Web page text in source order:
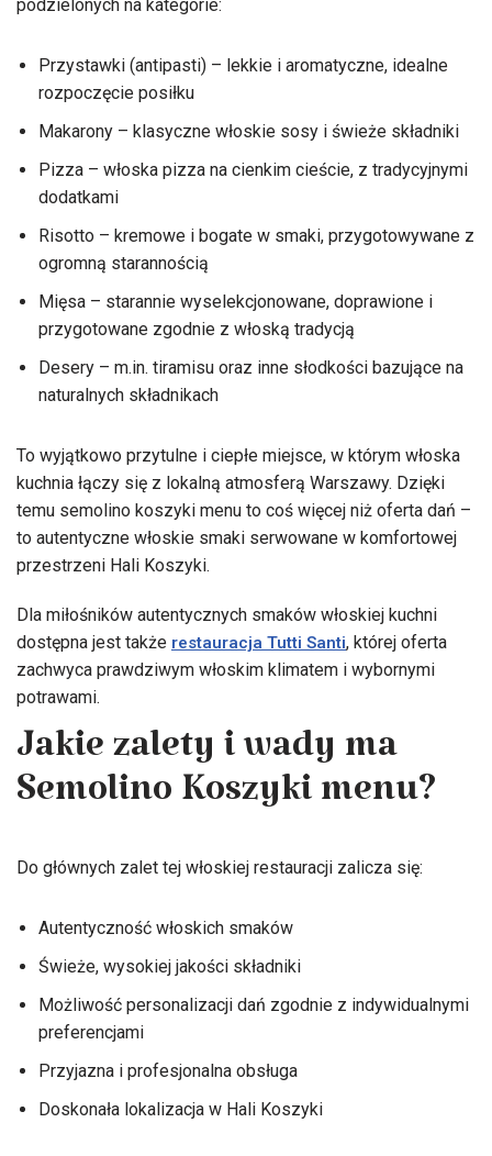
podzielonych na kategorie:
Przystawki (antipasti) – lekkie i aromatyczne, idealne
rozpoczęcie posiłku
Makarony – klasyczne włoskie sosy i świeże składniki
Pizza – włoska pizza na cienkim cieście, z tradycyjnymi
dodatkami
Risotto – kremowe i bogate w smaki, przygotowywane z
ogromną starannością
Mięsa – starannie wyselekcjonowane, doprawione i
przygotowane zgodnie z włoską tradycją
Desery – m.in. tiramisu oraz inne słodkości bazujące na
naturalnych składnikach
To wyjątkowo przytulne i ciepłe miejsce, w którym włoska
kuchnia łączy się z lokalną atmosferą Warszawy. Dzięki
temu semolino koszyki menu to coś więcej niż oferta dań –
to autentyczne włoskie smaki serwowane w komfortowej
przestrzeni Hali Koszyki.
Dla miłośników autentycznych smaków włoskiej kuchni
dostępna jest także restauracja Tutti Santi, której oferta
zachwyca prawdziwym włoskim klimatem i wybornymi
potrawami.
Jakie zalety i wady ma
Semolino Koszyki menu?
Do głównych zalet tej włoskiej restauracji zalicza się:
Autentyczność włoskich smaków
Świeże, wysokiej jakości składniki
Możliwość personalizacji dań zgodnie z indywidualnymi
preferencjami
Przyjazna i profesjonalna obsługa
Doskonała lokalizacja w Hali Koszyki